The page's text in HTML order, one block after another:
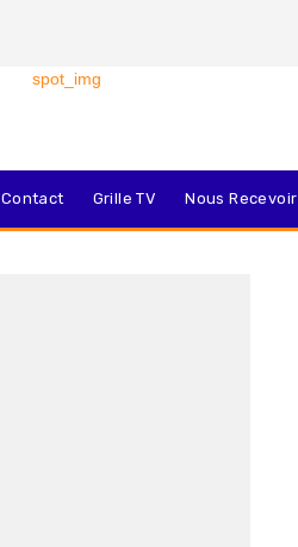
Contact Grille TV Nous Recevoir